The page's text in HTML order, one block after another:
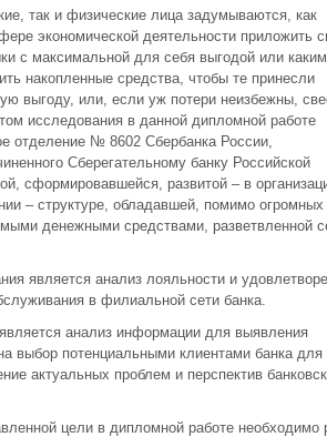
так и физические лица задумываются, как
экономической деятельности приложить
с максимальной для себя выгодой или каким
накопленные средства, чтобы те принесли
выгоду, или, если уж потери неизбежны,
исследования в данной дипломной работе
отделение № 8602 Сбербанка России,
Сберегательному банку Российской
сформировавшейся, развитой – в
– структуре, обладавшей, помимо огромных
денежными средствами, разветвленной
является анализ лояльности и
в филиальной сети банка.
анализ информации для выявления
выбор потенциальными клиентами банка для
актуальных проблем и перспектив
цели в дипломной работе необходимо